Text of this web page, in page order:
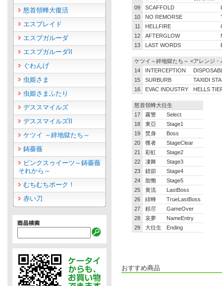
怒首領蜂大復活
エスプレイド
エスプガルーダ
エスプガルーダII
ぐわんげ
虫姫さま
虫姫さまふたり
デススマイルズ
デススマイルズII
ケツイ ～絆地獄たち～
鋳薔薇
ピンクスゥイーツ～鋳薔薇
それから～
むちむちポーク！
赤い刀
09
SCAFFOLD
10
NO REMORSE
11
HELLFIRE
12
AFTERGLOW
13
LAST WORDS
ケツイ～絆地獄たち～ <アレンジ・
14
INTERCEPTION
15
SURBURB
TAXIDI
16
EVAC INDUSTRY HELLS
怒首領蜂大往生
17
霧警
Select
18
東亞
Stage1
19
焚身
Boss
20
獲者
StageClear
21
彩虹
Stage2
22
凄舞
Stage3
23
錯節
Stage4
24
胎慟
Stage5
25
黄流
LastBoss
26
緋蜂
TrueLastBoss
27
頼尽
GameOver
28
哀夢
NameEntry
29
大往生 Ending
おすすめ商品